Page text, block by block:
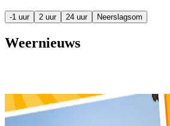
-1 uur 2 uur 24 uur Neerslagsom
Weernieuws